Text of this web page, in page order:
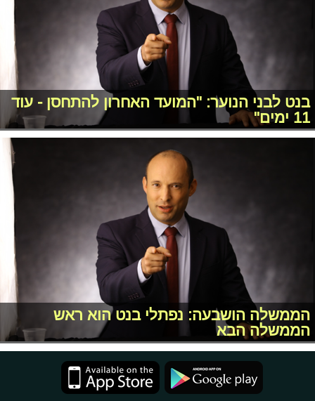
בנט לבני הנוער: "המועד האחרון להתחסן - עוד
11 ימים"
הממשלה הושבעה: נפתלי בנט הוא ראש
הממשלה הבא